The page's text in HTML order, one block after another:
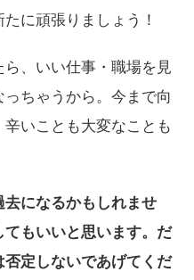
に頑張りましょう！
、いい仕事・職場を見
ちゃうから。今まで向
いことも大変なことも
になるかもしれませ
もいいと思います。だ
定しないであげてくだ